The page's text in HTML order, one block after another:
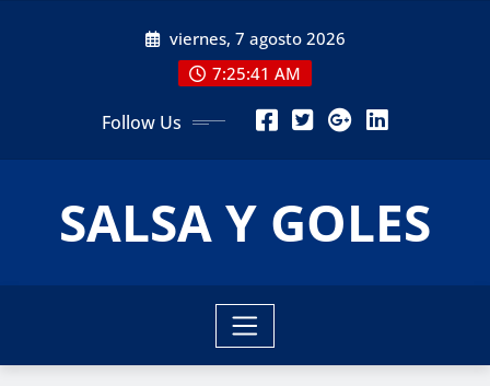
viernes, 7 agosto 2026
7:25:43 AM
Follow Us
SALSA Y GOLES